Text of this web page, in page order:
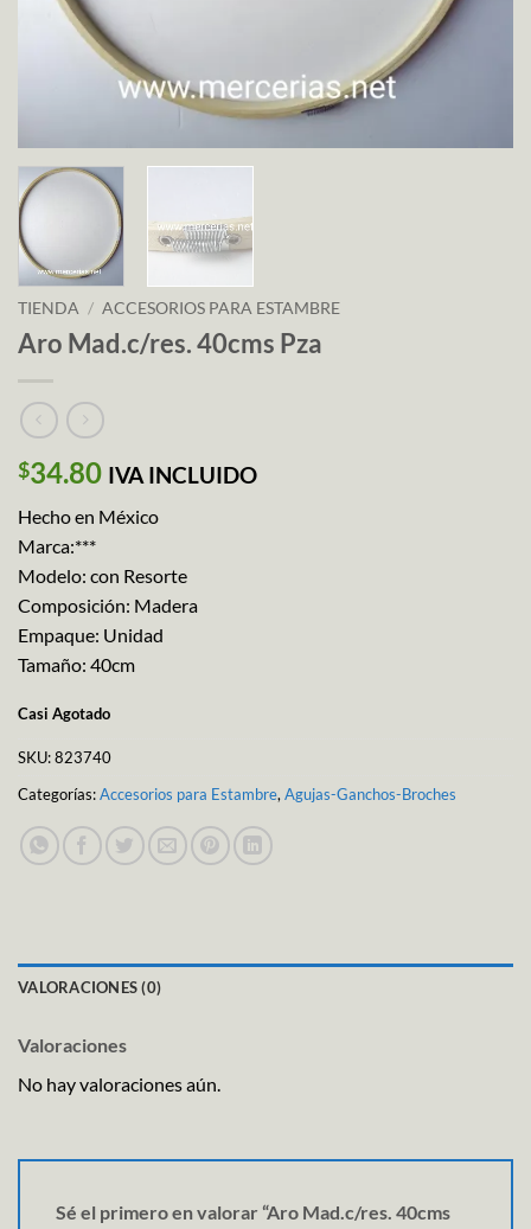
TIENDA / ACCESORIOS PARA ESTAMBRE
Aro Mad.c/res. 40cms Pza
$34.80 IVA INCLUIDO
Hecho en México
Marca:***
Modelo: con Resorte
Composición: Madera
Empaque: Unidad
Tamaño: 40cm
Casi Agotado
SKU:823740
Categorías:Accesorios para Estambre, Agujas-Ganchos-Broches
VALORACIONES (0)
Valoraciones
No hay valoraciones aún.
Sé el primero en valorar “Aro Mad.c/res. 40cms